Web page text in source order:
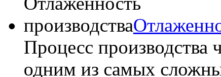
Процесс производства
одним из самых